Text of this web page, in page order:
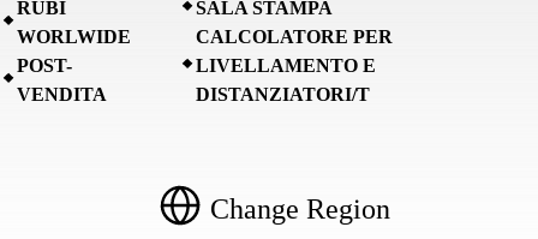
RUBI
WORLWIDE
POST-
VENDITA
SALA STAMPA
CALCOLATORE PER
LIVELLAMENTO E
DISTANZIATORI/T
Change Region